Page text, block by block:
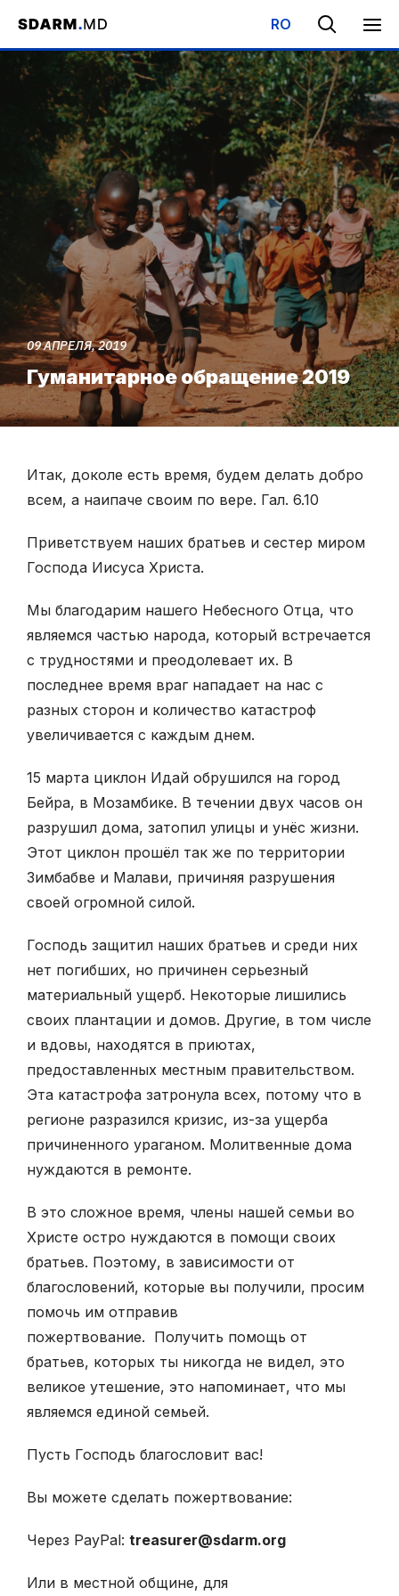
RO
Начало / События / Гуманитарное обращение 2019
09 АПРЕЛЯ, 2019
Гуманитарное обращение 2019
Итак, доколе есть время, будем делать добро
всем, а наипаче своим по вере. Гал. 6.10
Приветствуем наших братьев и сестер миром
Господа Иисуса Христа.
Мы благодарим нашего Небесного Отца, что
являемся частью народа, который встречается
с трудностями и преодолевает их. В
последнее время враг нападает на нас с
разных сторон и количество катастроф
увеличивается с каждым днем.
15 марта циклон Идай обрушился на город
Бейра, в Мозамбике. В течении двух часов он
разрушил дома, затопил улицы и унёс жизни.
Этот циклон прошёл так же по территории
Зимбабве и Малави, причиняя разрушения
своей огромной силой.
Господь защитил наших братьев и среди них
нет погибших, но причинен серьезный
материальный ущерб. Некоторые лишились
своих плантации и домов. Другие, в том числе
и вдовы, находятся в приютах,
предоставленных местным правительством.
Эта катастрофа затронула всех, потому что в
регионе разразился кризис, из-за ущерба
причиненного ураганом. Молитвенные дома
нуждаются в ремонте.
В это сложное время, члены нашей семьи во
Христе остро нуждаются в помощи своих
братьев. Поэтому, в зависимости от
благословений, которые вы получили, просим
помочь им отправив
пожертвование. Получить помощь от
братьев, которых ты никогда не видел, это
великое утешение, это напоминает, что мы
являемся единой семьей.
Пусть Господь благословит вас!
Вы можете сделать пожертвование:
Через PayPal: treasurer@sdarm.org
Или в местной общине, для